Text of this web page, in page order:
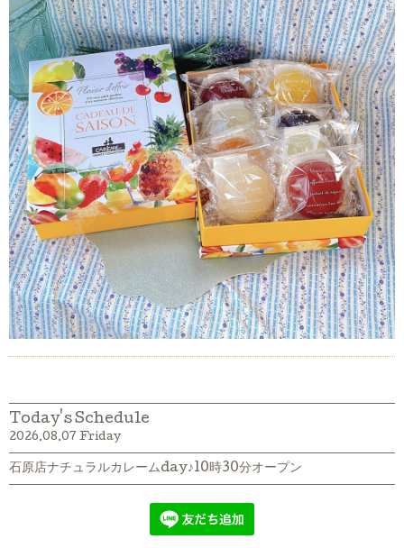
Today's Schedule
2026.08.07 Friday
石原店ナチュラルカレームday♪10時30分オープン